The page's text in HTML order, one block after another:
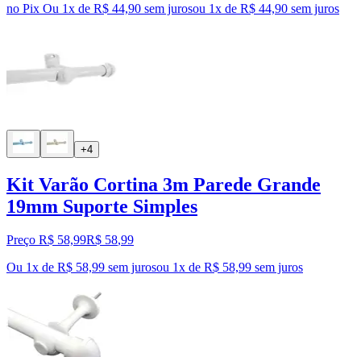
no Pix Ou 1x de R$ 44,90 sem jurosou 1x de R$ 44,90 sem juros
+4
Kit Varão Cortina 3m Parede Grande
19mm Suporte Simples
Preço R$ 58,99R$ 58,99
Ou 1x de R$ 58,99 sem jurosou 1x de R$ 58,99 sem juros